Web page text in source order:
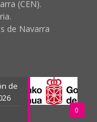
(CEN).
de Navarra
0
de